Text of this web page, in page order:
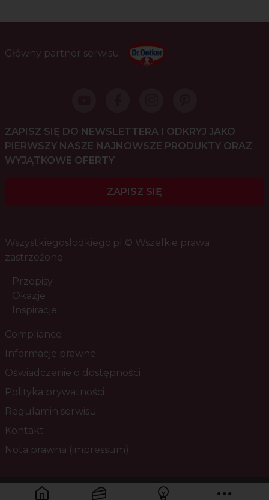
Główny partner serwisu
ZAPISZ SIĘ DO NEWSLETTERA I ODKRYJ JAKO
PIERWSZY NASZE NAJNOWSZE PRODUKTY ORAZ
WYJĄTKOWE OFERTY
ZAPISZ SIĘ
Wszystkiegoslodkiego.pl © Wszelkie prawa
zastrzeżone
Przepisy
Okazje
Inspiracje
Compliance
Informacje prawne
Oświadczenie o dostępności
Polityka prywatności
Regulamin serwisu
Kontakt
Nota prawna (impressum)
Masz pytania? Skontaktuj się z nami!